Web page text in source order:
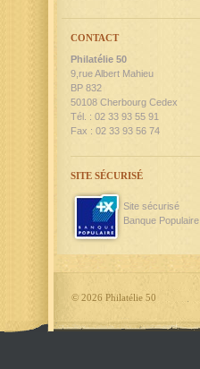
CONTACT
Philatélie 50
9,rue Albert Mahieu
BP 832
50108 Cherbourg Cedex
Tél. : 02 33 93 55 91
Fax : 02 33 93 56 74
SITE SÉCURISÉ
Site sécurisé
Banque Populaire
© 2026 Philatélie 50